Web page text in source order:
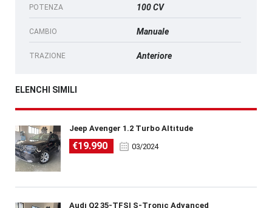
POTENZA 100 CV
CAMBIO Manuale
TRAZIONE Anteriore
ELENCHI SIMILI
Jeep Avenger 1.2 Turbo Altitude
€19.990 03/2024
Audi Q2 35-TFSI S-Tronic Advanced